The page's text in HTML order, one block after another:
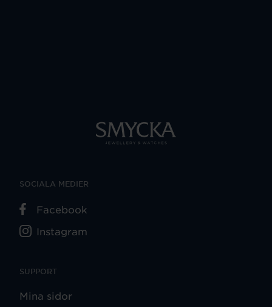
SUPPORT
Mina sidor
SOCIALA MEDIER
Facebook
Instagram